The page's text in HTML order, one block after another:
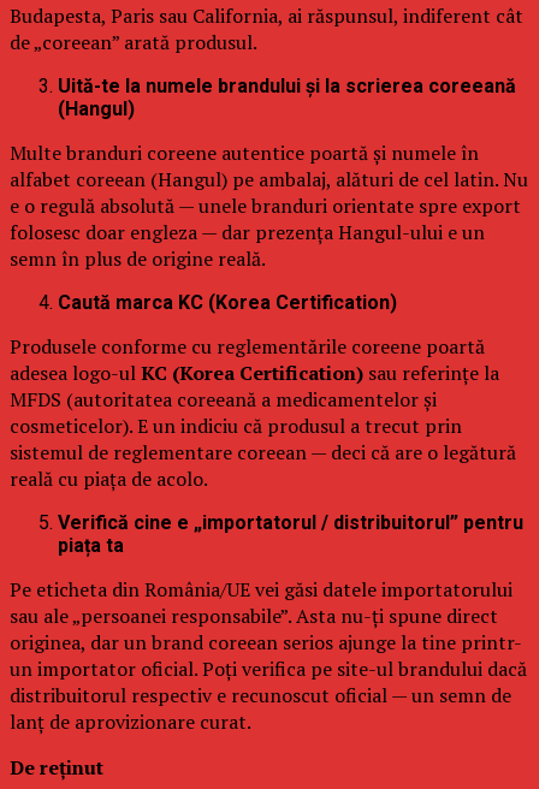
Budapesta, Paris sau California, ai răspunsul, indiferent cât
de „coreean” arată produsul.
Uită-te la numele brandului și la scrierea coreeană
(Hangul)
Multe branduri coreene autentice poartă și numele în
alfabet coreean (Hangul) pe ambalaj, alături de cel latin. Nu
e o regulă absolută — unele branduri orientate spre export
folosesc doar engleza — dar prezența Hangul-ului e un
semn în plus de origine reală.
Caută marca KC (Korea Certification)
Produsele conforme cu reglementările coreene poartă
adesea logo-ulKC (Korea Certification) sau referințe la
MFDS (autoritatea coreeană a medicamentelor și
cosmeticelor). E un indiciu că produsul a trecut prin
sistemul de reglementare coreean — deci că are o legătură
reală cu piața de acolo.
Verifică cine e „importatorul / distribuitorul” pentru
piața ta
Pe eticheta din România/UE vei găsi datele importatorului
sau ale „persoanei responsabile”. Asta nu-ți spune direct
originea, dar un brand coreean serios ajunge la tine printr-
un importator oficial. Poți verifica pe site-ul brandului dacă
distribuitorul respectiv e recunoscut oficial — un semn de
lanț de aprovizionare curat.
De reținut